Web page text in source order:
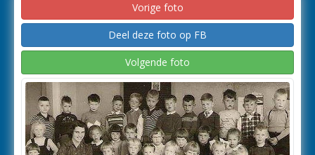
Vorige foto
Deel deze foto op FB
Volgende foto